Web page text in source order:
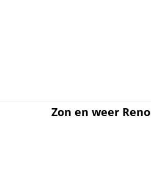
Zon en weer Reno